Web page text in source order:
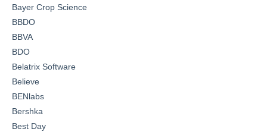
Bayer Crop Science
BBDO
BBVA
BDO
Belatrix Software
Believe
BENlabs
Bershka
Best Day